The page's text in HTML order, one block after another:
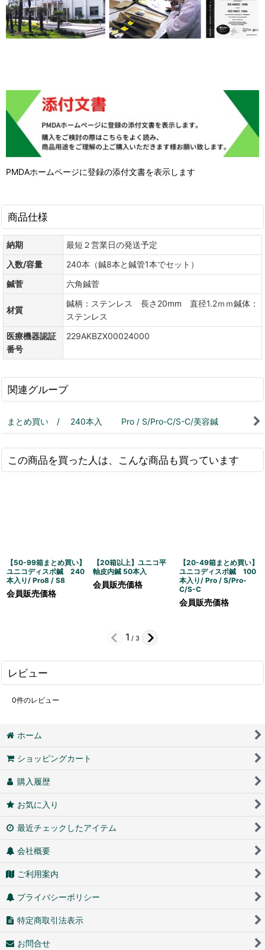
PMDAホームページに登録の添付文書を表示します
商品仕様
納期
最短２営業日の発送予定
入数/容量
240本（鍼8本と鍼管1本でセット）
鍼菅
六角鍼菅
材質
鍼柄：ステンレス 長さ20mm 直径1.2ｍｍ鍼体：
ステンレス
医療機器認証
番号
229AKBZX00024000
関連グループ
まとめ買い / 240本入 Pro / S/Pro-C/S-C/美容鍼
この商品を買った人は、こんな商品も買っています
【50-99箱まとめ買い】
ユニコディスポ鍼 240
本入り/ Pro8 / S8
会員販売価格
【20箱以上】ユニコ平
軸皮内鍼 50本入
会員販売価格
【20-49箱まとめ買い】
ユニコディスポ鍼 100
本入り/ Pro / S/Pro-
C/S-C
会員販売価格
1 / 3
レビュー
0件のレビュー
ホーム
ショッピングカート
購入履歴
お気に入り
最近チェックしたアイテム
会社概要
ご利用案内
プライバシーポリシー
特定商取引法表示
お問合せ